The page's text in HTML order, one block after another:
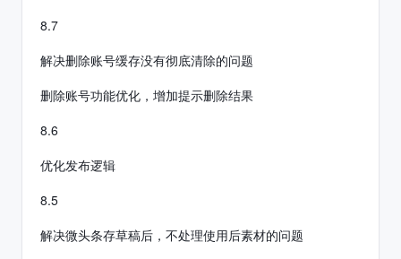
8.7
解决删除账号缓存没有彻底清除的问题
删除账号功能优化，增加提示删除结果
8.6
优化发布逻辑
8.5
解决微头条存草稿后，不处理使用后素材的问题